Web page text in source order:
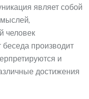
являет собой
человек
производит
и
достижения